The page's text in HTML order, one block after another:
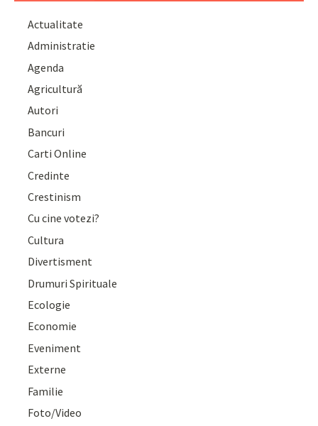
Actualitate
Administratie
Agenda
Agricultură
Autori
Bancuri
Carti Online
Credinte
Crestinism
Cu cine votezi?
Cultura
Divertisment
Drumuri Spirituale
Ecologie
Economie
Eveniment
Externe
Familie
Foto/Video